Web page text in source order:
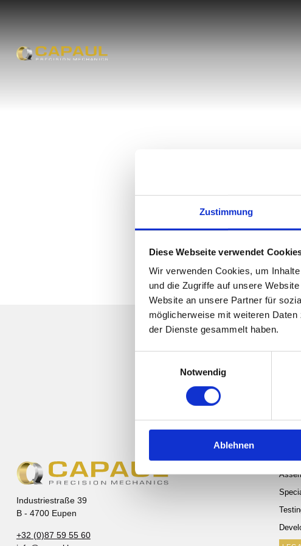
Zustimmung
Diese Webseite verwendet
Wir verwenden Cookies, um
und die Zugriffe auf unsere
Website an unsere Partner für
möglicherweise mit weiteren
der Dienste gesammelt haben.
Notwendig
Ablehnen
Industriestraße 39
B - 4700 Eupen
+32 (0)87 59 55 60